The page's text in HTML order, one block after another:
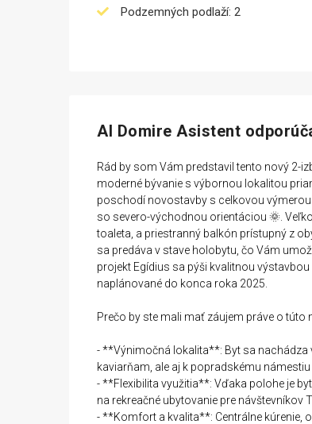
Podzemných podlaží: 2
AI Domire Asistent
Rád by som Vám predstavil tento nový 2-
moderné bývanie s výbornou lokalitou
poschodí novostavby s celkovou
so severo-východnou orientáciou 🌞.
toaleta, a priestranný balkón prístupný z
sa predáva v stave holobytu, čo Vám
projekt Egídius sa pýši kvalitnou
naplánované do konca roka 2025.
Prečo by ste mali mať záujem práve o túto
- **Výnimočná lokalita**: Byt sa
kaviarňam, ale aj k popradskému
- **Flexibilita využitia**: Vďaka polohe je
na rekreačné ubytovanie pre návštevníkov
- **Komfort a kvalita**: Centrálne kúrenie,